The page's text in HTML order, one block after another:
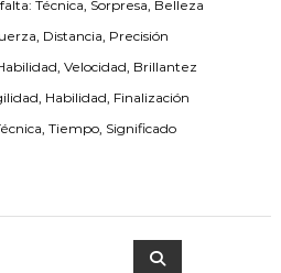
Técnica, Sorpresa, Belleza
Distancia, Precisión
Velocidad, Brillantez
Habilidad, Finalización
Tiempo, Significado
S